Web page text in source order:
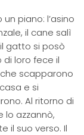
piano: l’asino
il cane salì
gatto si posò
loro fece il
scapparono
e si
Al ritorno di
lo azzannò,
il suo verso. Il